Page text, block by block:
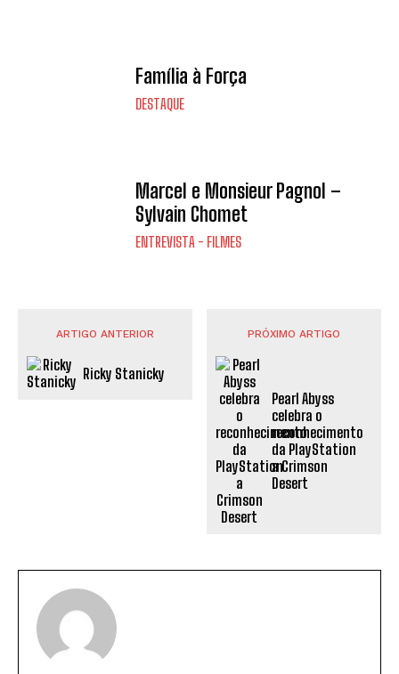
Família à Força
DESTAQUE
Marcel e Monsieur Pagnol –
Sylvain Chomet
ENTREVISTA - FILMES
ARTIGO ANTERIOR
Ricky Stanicky
PRÓXIMO ARTIGO
Pearl Abyss
celebra o
reconhecimento
da PlayStation
a Crimson
Desert